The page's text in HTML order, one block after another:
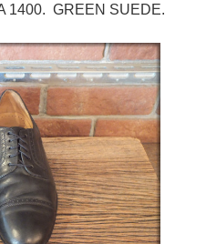
1400. GREEN SUEDE.